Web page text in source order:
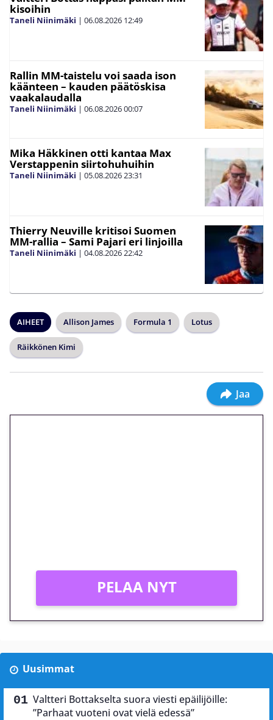
kisoihin
Taneli Niinimäki | 06.08.2026 12:49
Rallin MM-taistelu voi saada ison
käänteen – kauden päätöskisa
vaakalaudalla
Taneli Niinimäki | 06.08.202600:07
Mika Häkkinen otti kantaa Max
Verstappenin siirtohuhuihin
Taneli Niinimäki | 05.08.202623:31
Thierry Neuville kritisoi Suomen
MM-rallia – Sami Pajari eri linjoilla
Taneli Niinimäki | 04.08.202622:42
AIHEET Allison James Formula 1 Lotus
Räikkönen Kimi
Jaa
PELAA NYT
Uusimmat
Valtteri Bottakselta suora viesti epäilijöille:
”Parhaat vuoteni ovat vielä edessä”